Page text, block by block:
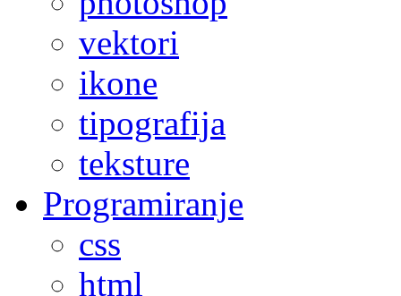
vektori
ikone
tipografija
teksture
Programiranje
css
html